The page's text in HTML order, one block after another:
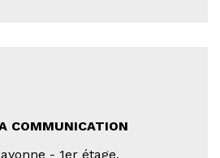
COMMUNICATION
- 1er étage,